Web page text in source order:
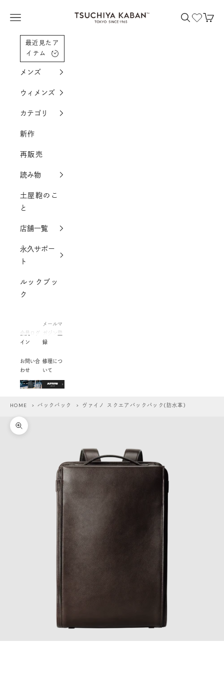
土屋鞄製造所
メニューを開く 検索を開く
カー
最近見たア
イテム
メンズ
ウィメンズ
カテゴリ
新作
再販売
読み物
土屋鞄のこ
と
店舗一覧
永久サポー
ト
ルックブッ
ク
会員ログ
イン
メールマ
ガジン登
録
お問い合
わせ
修理につ
いて
HOME >バックパック > ヴァイノ スクエアバックパック(防水革)
ズームイン